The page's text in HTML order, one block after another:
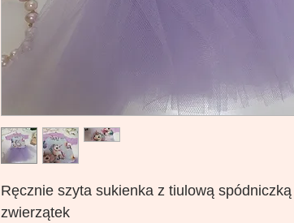
Ręcznie szyta sukienka z tiulową
zwierzątek